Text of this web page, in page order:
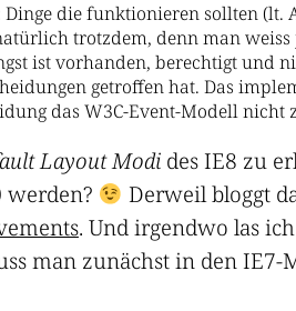
die funktionieren sollten
trotzdem, denn man
ist vorhanden, berechtigt und
getroffen hat. Das
das W3C-Event-Modell nicht
Layout Modides IE8 zu
werden?
Derweil bloggt
. Und irgendwo las
man zunächst in den IE7-